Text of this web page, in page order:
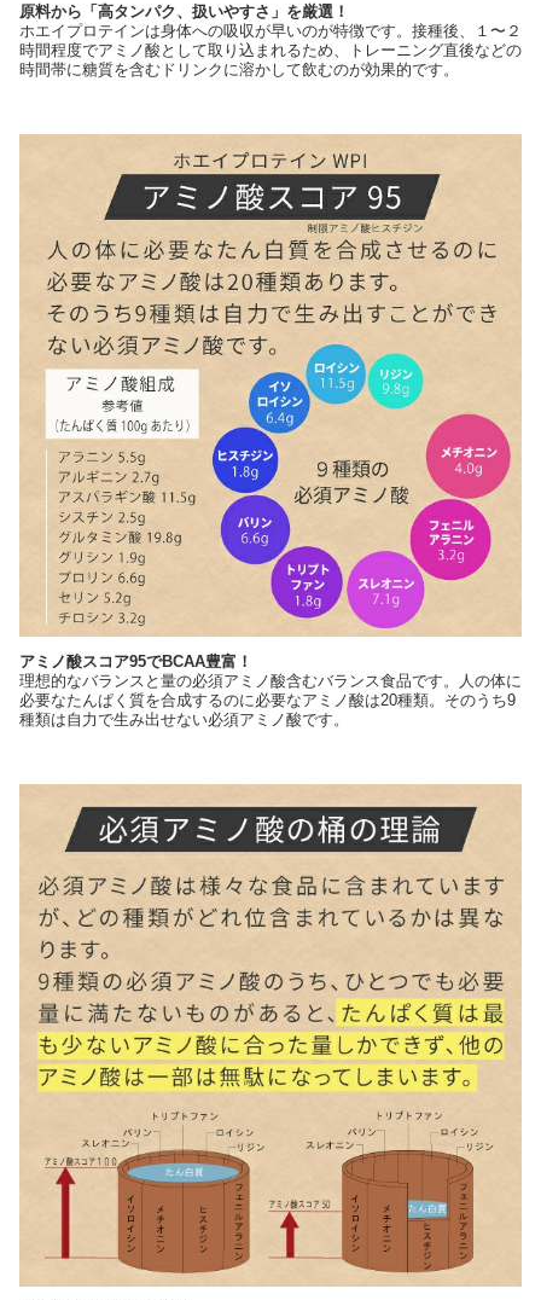
原料から「高タンパク、扱いやすさ」を厳選！
ホエイプロテインは身体への吸収が早いのが特徴です。接種後、１〜２
時間程度でアミノ酸として取り込まれるため、トレーニング直後などの
時間帯に糖質を含むドリンクに溶かして飲むのが効果的です。
アミノ酸スコア95でBCAA豊富！
理想的なバランスと量の必須アミノ酸含むバランス食品です。人の体に
必要なたんぱく質を合成するのに必要なアミノ酸は20種類。そのうち9
種類は自力で生み出せない必須アミノ酸です。